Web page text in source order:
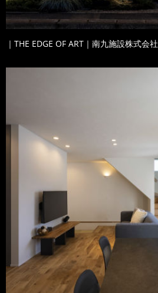
｜THE EDGE OF ART｜南九施設株式会社